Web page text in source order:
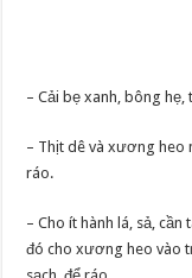
– Cải bẹ xanh, bông hẹ,
– Thịt dê và xương heo
ráo.
– Cho ít hành lá, sả,
đó cho xương heo vào